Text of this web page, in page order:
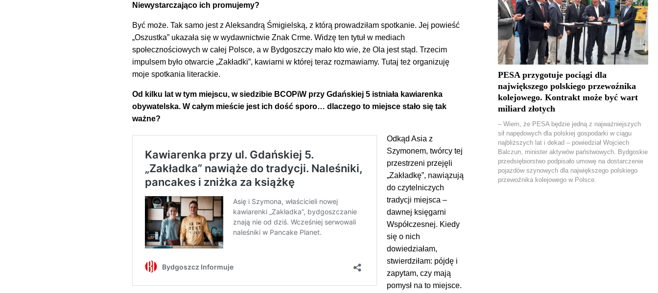
Niewystarczająco ich promujemy?
Być może. Tak samo jest z Aleksandrą Śmigielską, z którą prowadziłam spotkanie. Jej powieść
„Oszustka” ukazała się w wydawnictwie Znak Crme. Widzę ten tytuł w mediach
społecznościowych w całej Polsce, a w Bydgoszczy mało kto wie, że Ola jest stąd. Trzecim
impulsem było otwarcie „Zakładki”, kawiarni w której teraz rozmawiamy. Tutaj też organizuję
moje spotkania literackie.
Od kilku lat w tym miejscu, w siedzibie BCOPiW przy Gdańskiej 5 istniała kawiarenka
obywatelska. W całym mieście jest ich dość sporo… dlaczego to miejsce stało się tak
ważne?
Odkąd Asia z
Szymonem, twórcy tej
przestrzeni przejęli
„Zakładkę”, nawiązują
do czytelniczych
tradycji miejsca –
dawnej księgarni
Współczesnej. Kiedy
się o nich
dowiedziałam,
stwierdziłam: pójdę i
zapytam, czy mają
pomysł na to miejsce.
PESA przygotuje pociągi dla
największego polskiego przewoźnika
kolejowego. Kontrakt może być wart
miliard złotych
– Wiem, że PESA będzie jedną z najważniejszych
sił napędowych dla polskiej gospodarki w ciągu
najbliższych lat i dekad – powiedział Wojciech
Balczun, minister aktywów państwowych. Bydgoskie
przedsiębiorstwo podpisało umowę na dostarczenie
pojazdów szynowych dla największego polskiego
przewoźnika kolejowego w Polsce.